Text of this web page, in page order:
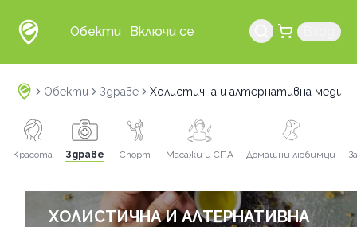
Обекти Включи се
Обекти Здраве Холистична и алтернативна
Красота Здраве Спорт Масажи и СПА Домашни любимци
ХОЛИСТИЧНА И АЛТЕРНАТИВНА